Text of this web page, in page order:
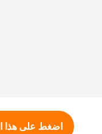
اضغط على هذا